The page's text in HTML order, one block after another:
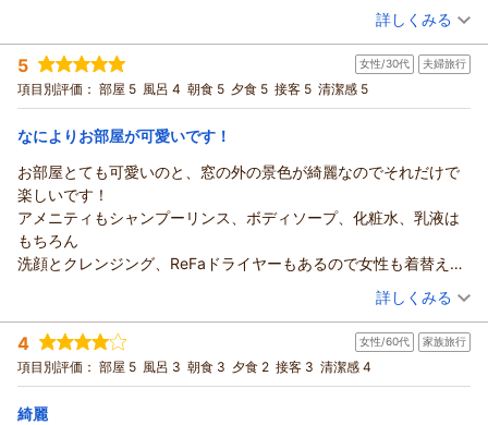
朝からシャンパンを頂き、ヒレステーキも付けた朝食で、お腹も
心も満たされる とても優雅な時間でした。
ホテルのスタッフさんは、どなたも笑顔が素敵で丁寧な対応をし
てくださり、ありがとうございました。
その度にフロントにお電話してしまい、すみませんでした。
3つ目をみつけてしまった際には流石にもうお電話するのが憚られ
て、
直接フロントに行き対応して頂きました。
ありがとうございました。
連泊したので、3日目の朝食は日本料理「吉翠亭」の和朝食膳を大
日々の喧騒を忘れて非日常を味わうには最高のホテルでした。
またハウステンボスに行く機会があれば、こちらのホテルに滞在
したいです。
（投稿日：2026/07/25）
宿泊時期： 2026年07月宿泊 (友達旅行)
投稿者： さおちゃんさん
宿泊プラン： 【75日前までの早期割】リゾートプラン（朝食付き）
朝のみ
宿泊価格帯： 30,001円以上(大人一人あたり/税込)
ホテルヨーロッパ ハウステンボスからの返信
先日は、ホテルヨーロッパにご宿泊いただき、誠にありがとう
ございました。また、ご帰宅後の貴重なお時間を割いて、ご意
見を頂戴しましたこと、重ねて御礼申し上げます。初めての長
崎旅行に際し、「ハウステンボスで宿泊するならホテルヨーロ
ッパ」とお選びいただきましたこと、大変光栄に存じます。ご
朝食では、シャンパンやヒレステーキとともに優雅なひととき
をお楽しみいただき、また、日本料理「吉翠亭」での和朝食も
ご満足いただけたご様子を、大変嬉しく拝読いたしました。さ
らに、スタッフの対応につきましても温かいお言葉を頂戴し、
スタッフ一同大きな励みとなっております。しかしながら、ご
詳しくみる
5 女性/30代 夫婦旅行
項目別評価： 部屋 5 風呂 4 朝食 5 夕食 5 接客 5 清潔感 5
なによりお部屋が可愛いです！
お部屋とても可愛いのと、窓の外の景色が綺麗なのでそれだけで
楽しいです！
アメニティもシャンプーリンス、ボディソープ、化粧水、乳液は
もちろん
洗顔とクレンジング、ReFaドライヤーもあるので女性も着替えが
ローブだけじゃなくて上下分かれているパジャマがあるのもあり
がたかったです。
朝食が選べるのも良かったです！
デアドミラルの朝食も他のホテルだとなかなか無い内容で特別な
（投稿日：2026/07/19）
宿泊時期： 2026年07月宿泊 (夫婦旅行)
投稿者： さちさん(女性/30代)
宿泊プラン： 【アペリティフ付き】フレンチレストラン「デアドミラル」で
季節のコースディナー（2食付き）
ツイン 朝・夕
宿泊価格帯：
詳しくみる
4 女性/60代 家族旅行
項目別評価： 部屋 5 風呂 3 朝食 3 夕食 2 接客 3 清潔感 4
綺麗